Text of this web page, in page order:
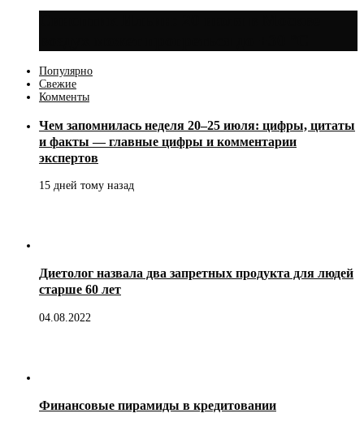
Популярно
Свежие
Комменты
Чем запомнилась неделя 20–25 июля: цифры, цитаты
и факты — главные цифры и комментарии
экспертов
15 дней тому назад
Диетолог назвала два запретных продукта для людей
старше 60 лет
04.08.2022
Финансовые пирамиды в кредитовании